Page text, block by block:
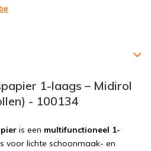
1-laags – Midirol
- 100134
is een multifunctioneel 1-
voor lichte schoonmaak- en